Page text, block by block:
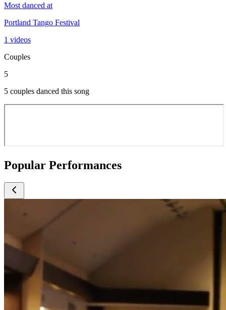
Most danced at
Portland Tango Festival
1 videos
Couples
5
5 couples danced this song
Popular Performances